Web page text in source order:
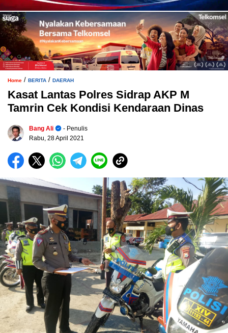
Home / BERITA / DAERAH
Kasat Lantas Polres Sidrap AKP M
Tamrin Cek Kondisi Kendaraan Dinas
Bang Ali
- Penulis
Rabu, 28 April 2021